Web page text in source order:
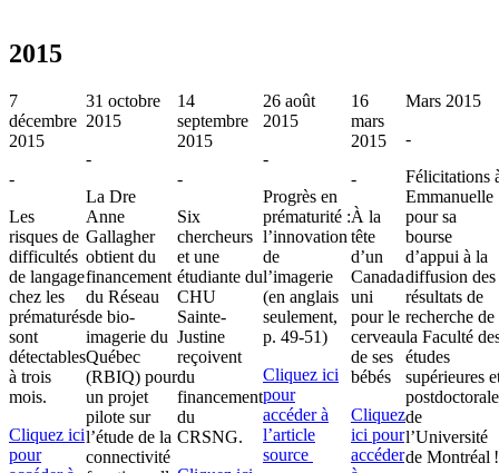
2015
7
décembre
2015
-
Les
risques de
difficultés
de langage
chez les
prématurés
sont
détectables
à trois
mois.
Cliquez ici
pour
31 octobre
2015
-
La Dre
Anne
Gallagher
obtient du
financement
du Réseau
de bio-
imagerie du
Québec
(RBIQ) pour
un projet
pilote sur
l’étude de la
connectivité
14
septembre
2015
-
Six
chercheurs
et une
étudiante du
CHU
Sainte-
Justine
reçoivent
du
financement
du
CRSNG.
26 août
2015
-
Progrès en
prématurité :
l’innovation
de
l’imagerie
(en anglais
seulement,
p. 49-51)
Cliquez ici
pour
accéder à
l’article
source
16
mars
2015
-
À la
tête
d’un
Canada
uni
pour le
cerveau
de ses
bébés
Cliquez
ici pour
accéder
Mars 2015
-
Félicitations
Emmanuelle
pour sa
bourse
d’appui à la
diffusion des
résultats de
recherche de
la Faculté
études
supérieures
de
l’Université
de Montréal !